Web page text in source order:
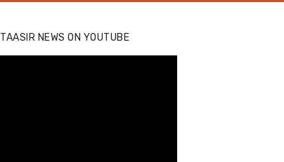
TAASIR NEWS ON YOUTUBE